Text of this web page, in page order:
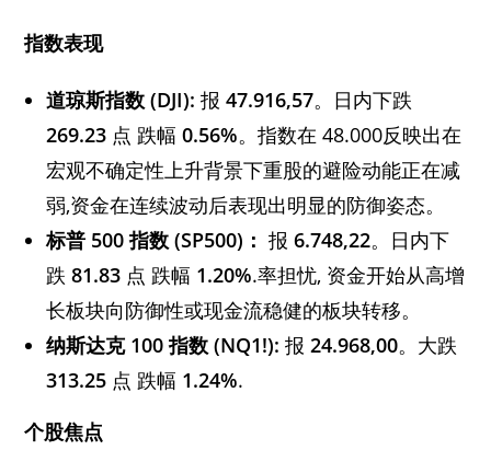
指数表现
道琼斯指数 (DJI): 报47.916,57。日内下跌
269.23 点 跌幅0.56%。指数在 48.000反映出在
宏观不确定性上升背景下重股的避险动能正在减
弱,资金在连续波动后表现出明显的防御姿态。
标普 500 指数 (SP500)： 报6.748,22。日内下
跌81.83 点 跌幅 1.20%.率担忧, 资金开始从高增
长板块向防御性或现金流稳健的板块转移。
纳斯达克 100 指数 (NQ1!): 报24.968,00。大跌
313.25 点 跌幅 1.24%.
个股焦点